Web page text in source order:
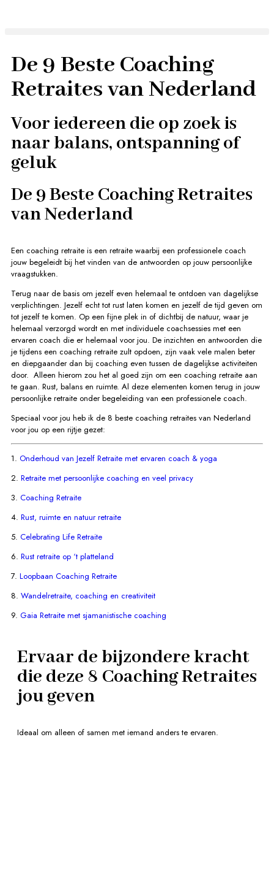
De 9 Beste Coaching
Retraites van Nederland
Voor iedereen die op zoek is
naar balans, ontspanning of
geluk
De 9 Beste Coaching Retraites
van Nederland
Een coaching retraite is een retraite waarbij een professionele coach
jouw begeleidt bij het vinden van de antwoorden op jouw persoonlijke
vraagstukken.
Terug naar de basis om jezelf even helemaal te ontdoen van dagelijkse
verplichtingen. Jezelf echt tot rust laten komen en jezelf de tijd geven om
tot jezelf te komen. Op een fijne plek in of dichtbij de natuur, waar je
helemaal verzorgd wordt en met individuele coachsessies met een
ervaren coach die er helemaal voor jou. De inzichten en antwoorden die
je tijdens een coaching retraite zult opdoen, zijn vaak vele malen beter
en diepgaander dan bij coaching even tussen de dagelijkse activiteiten
door. Alleen hierom zou het al goed zijn om een coaching retraite aan
te gaan. Rust, balans en ruimte. Al deze elementen komen terug in jouw
persoonlijke retraite onder begeleiding van een professionele coach.
Speciaal voor jou heb ik de 8 beste coaching retraites van Nederland
voor jou op een rijtje gezet:
1. Onderhoud van Jezelf Retraite met ervaren coach & yoga
2. Retraite met persoonlijke coaching en veel privacy
3. Coaching Retraite
4. Rust, ruimte en natuur retraite
5. Celebrating Life Retraite
6. Rust retraite op ‘t platteland
7. Loopbaan Coaching Retraite
8. Wandelretraite, coaching en creativiteit
9. Gaia Retraite met sjamanistische coaching
Ervaar de bijzondere kracht
die deze 8 Coaching Retraites
jou geven
Ideaal om alleen of samen met iemand anders te ervaren.